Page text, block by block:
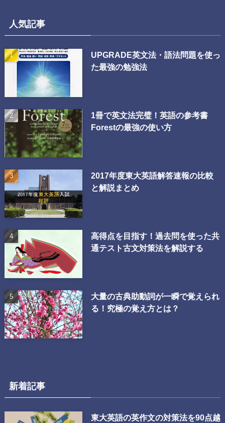
人気記事
UPGRADE英文法・語法問題を使っ
た最強の勉強法
1冊で英文法完璧！英語の参考書
Forestの最強の使い方
2017年度東大英語解答速報の比較
と解説まとめ
高得点を目指す！過去問を使った共
通テスト古文対策法を解説する
大量の古典助動詞が一瞬で覚えられ
る！究極の覚え方とは？
新着記事
東大英語の英作文の対策法を90点越